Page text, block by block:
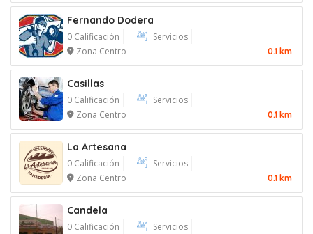
Fernando Dodera
0 Calificación
Servicios
Zona Centro
0.1 km
Casillas
0 Calificación
Servicios
Zona Centro
0.1 km
La Artesana
0 Calificación
Servicios
Zona Centro
0.1 km
Candela
0 Calificación Servicios